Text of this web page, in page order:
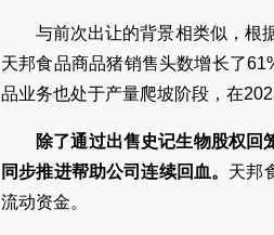
与前次出让的背景相类似，根
天邦食品商品猪销售头数增长了
品业务也处于产量爬坡阶段，在
除了通过出售史记生物股权回
同步推进帮助公司连续回血。 天邦
流动资金。